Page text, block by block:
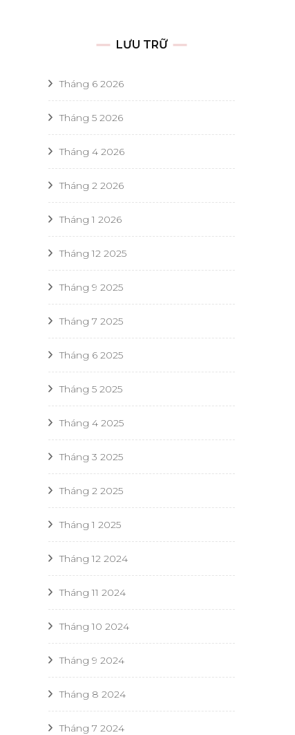
LƯU TRỮ
Tháng 6 2026
Tháng 5 2026
Tháng 4 2026
Tháng 2 2026
Tháng 1 2026
Tháng 12 2025
Tháng 9 2025
Tháng 7 2025
Tháng 6 2025
Tháng 5 2025
Tháng 4 2025
Tháng 3 2025
Tháng 2 2025
Tháng 1 2025
Tháng 12 2024
Tháng 11 2024
Tháng 10 2024
Tháng 9 2024
Tháng 8 2024
Tháng 7 2024